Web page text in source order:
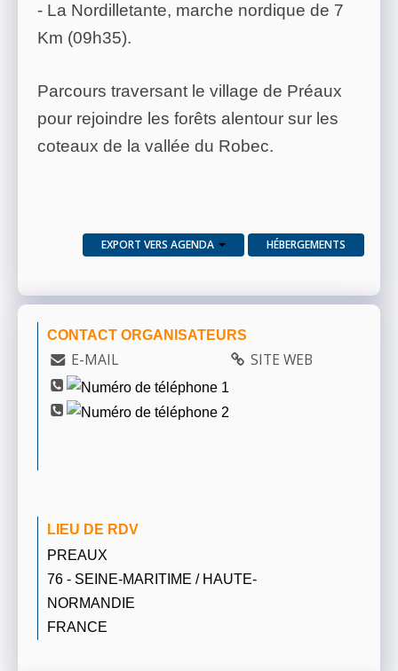
- La Nordilletante, marche nordique de 7
Km (09h35).
Parcours traversant le village de Préaux
pour rejoindre les forêts alentour sur les
coteaux de la vallée du Robec.
EXPORT VERS AGENDA HÉBERGEMENTS
CONTACT ORGANISATEURS
E-MAIL SITE WEB
LIEU DE RDV
PREAUX
76 - SEINE-MARITIME / HAUTE-
NORMANDIE
FRANCE